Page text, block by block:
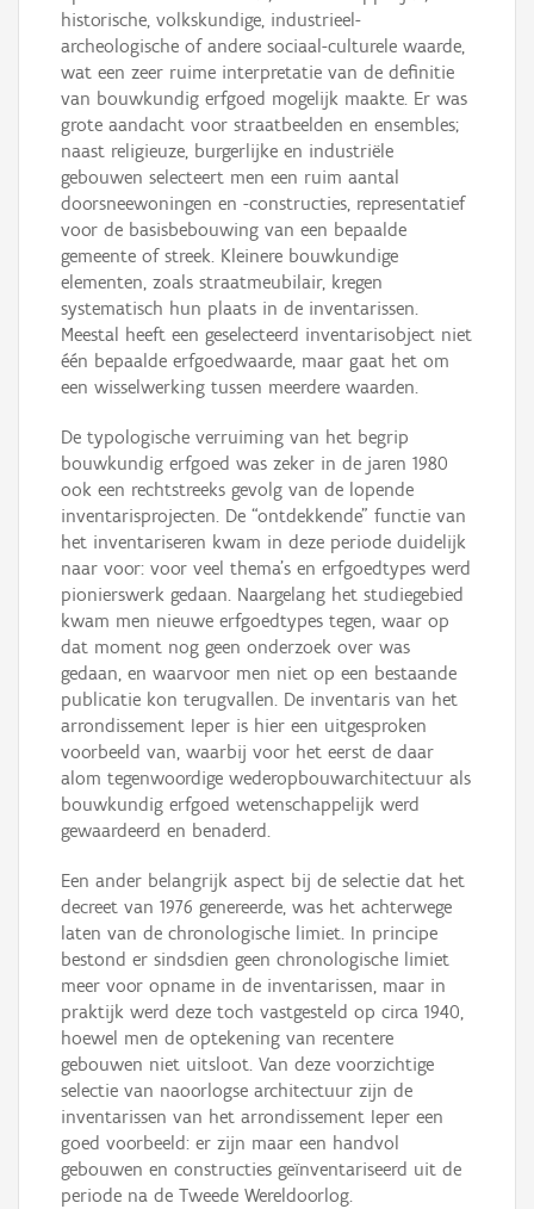
historische, volkskundige, industrieel-
archeologische of andere sociaal-culturele waarde,
wat een zeer ruime interpretatie van de definitie
van bouwkundig erfgoed mogelijk maakte. Er was
grote aandacht voor straatbeelden en ensembles;
naast religieuze, burgerlijke en industriële
gebouwen selecteert men een ruim aantal
doorsneewoningen en -constructies, representatief
voor de basisbebouwing van een bepaalde
gemeente of streek. Kleinere bouwkundige
elementen, zoals straatmeubilair, kregen
systematisch hun plaats in de inventarissen.
Meestal heeft een geselecteerd inventarisobject niet
één bepaalde erfgoedwaarde, maar gaat het om
een wisselwerking tussen meerdere waarden.
De typologische verruiming van het begrip
bouwkundig erfgoed was zeker in de jaren 1980
ook een rechtstreeks gevolg van de lopende
inventarisprojecten. De “ontdekkende” functie van
het inventariseren kwam in deze periode duidelijk
naar voor: voor veel thema’s en erfgoedtypes werd
pionierswerk gedaan. Naargelang het studiegebied
kwam men nieuwe erfgoedtypes tegen, waar op
dat moment nog geen onderzoek over was
gedaan, en waarvoor men niet op een bestaande
publicatie kon terugvallen. De inventaris van het
arrondissement Ieper is hier een uitgesproken
voorbeeld van, waarbij voor het eerst de daar
alom tegenwoordige wederopbouwarchitectuur als
bouwkundig erfgoed wetenschappelijk werd
gewaardeerd en benaderd.
Een ander belangrijk aspect bij de selectie dat het
decreet van 1976 genereerde, was het achterwege
laten van de chronologische limiet. In principe
bestond er sindsdien geen chronologische limiet
meer voor opname in de inventarissen, maar in
praktijk werd deze toch vastgesteld op circa 1940,
hoewel men de optekening van recentere
gebouwen niet uitsloot. Van deze voorzichtige
selectie van naoorlogse architectuur zijn de
inventarissen van het arrondissement Ieper een
goed voorbeeld: er zijn maar een handvol
gebouwen en constructies geïnventariseerd uit de
periode na de Tweede Wereldoorlog.